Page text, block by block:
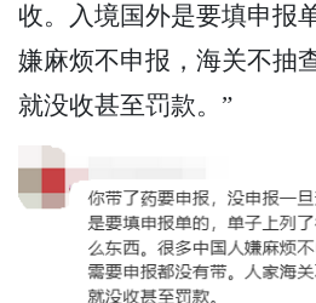
收。入境国外是要填申报
嫌麻烦不申报，海关不抽
就没收甚至罚款。”